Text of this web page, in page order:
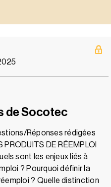
de Socotec
Réponses rédigées
DE RÉEMPLOI
sont les enjeux liés à
? Pourquoi définir la
? Quelle distinction